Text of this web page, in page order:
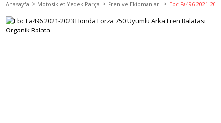
Anasayfa Motosiklet Yedek Parça Fren ve Ekipmanları Ebc Fa496 2021-